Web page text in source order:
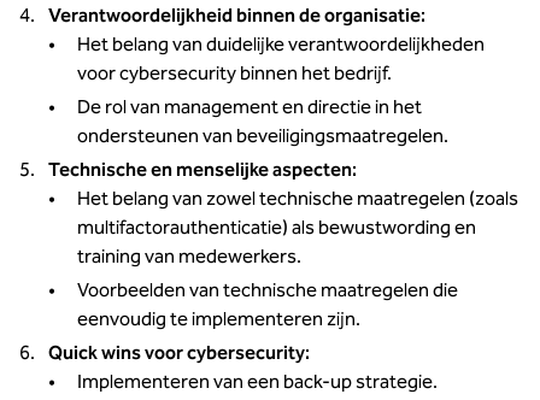
Verantwoordelijkheid binnen de organisatie:
Het belang van duidelijke verantwoordelijkheden
voor cybersecurity binnen het bedrijf.
De rol van management en directie in het
ondersteunen van beveiligingsmaatregelen.
Technische en menselijke aspecten:
Het belang van zowel technische maatregelen (zoals
multifactorauthenticatie) als bewustwording en
training van medewerkers.
Voorbeelden van technische maatregelen die
eenvoudig te implementeren zijn.
Quick wins voor cybersecurity:
Implementeren van een back-up strategie.